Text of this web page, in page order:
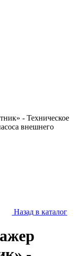
- Техническое
внешнего
Назад в каталог